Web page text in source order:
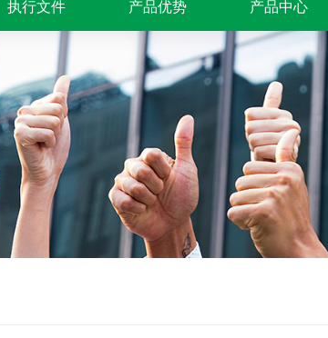
执行文件 产品优势 产品中心